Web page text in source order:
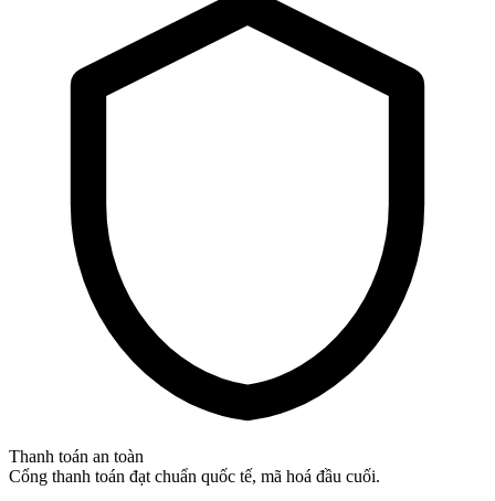
Thanh toán an toàn
Cổng thanh toán đạt chuẩn quốc tế, mã hoá đầu cuối.